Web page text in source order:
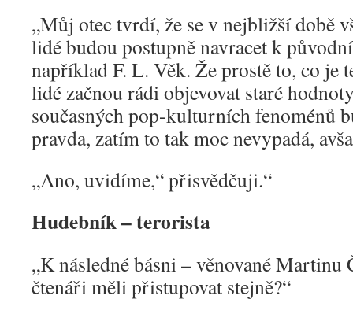
„Můj otec tvrdí, že se v nejbližší době
lidé budou postupně navracet k
například F. L. Věk. Že prostě to, co je
lidé začnou rádi objevovat staré
současných pop-kulturních fenoménů
pravda, zatím to tak moc nevypadá,
„Ano, uvidíme,“ přisvědčuji.“
Hudebník – terorista
„K následné básni – věnované
čtenáři měli přistupovat stejně?“